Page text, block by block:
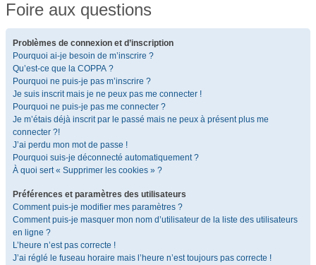
Foire aux questions
Problèmes de connexion et d’inscription
Pourquoi ai-je besoin de m’inscrire ?
Qu’est-ce que la COPPA ?
Pourquoi ne puis-je pas m’inscrire ?
Je suis inscrit mais je ne peux pas me connecter !
Pourquoi ne puis-je pas me connecter ?
Je m’étais déjà inscrit par le passé mais ne peux à présent plus me
connecter ?!
J’ai perdu mon mot de passe !
Pourquoi suis-je déconnecté automatiquement ?
À quoi sert « Supprimer les cookies » ?
Préférences et paramètres des utilisateurs
Comment puis-je modifier mes paramètres ?
Comment puis-je masquer mon nom d’utilisateur de la liste des utilisateurs
en ligne ?
L’heure n’est pas correcte !
J’ai réglé le fuseau horaire mais l’heure n’est toujours pas correcte !